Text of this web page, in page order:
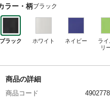
ラー・柄ブラック
ブラック ホワイト ネイビー
ラ
リ
商品の詳細
商品コード